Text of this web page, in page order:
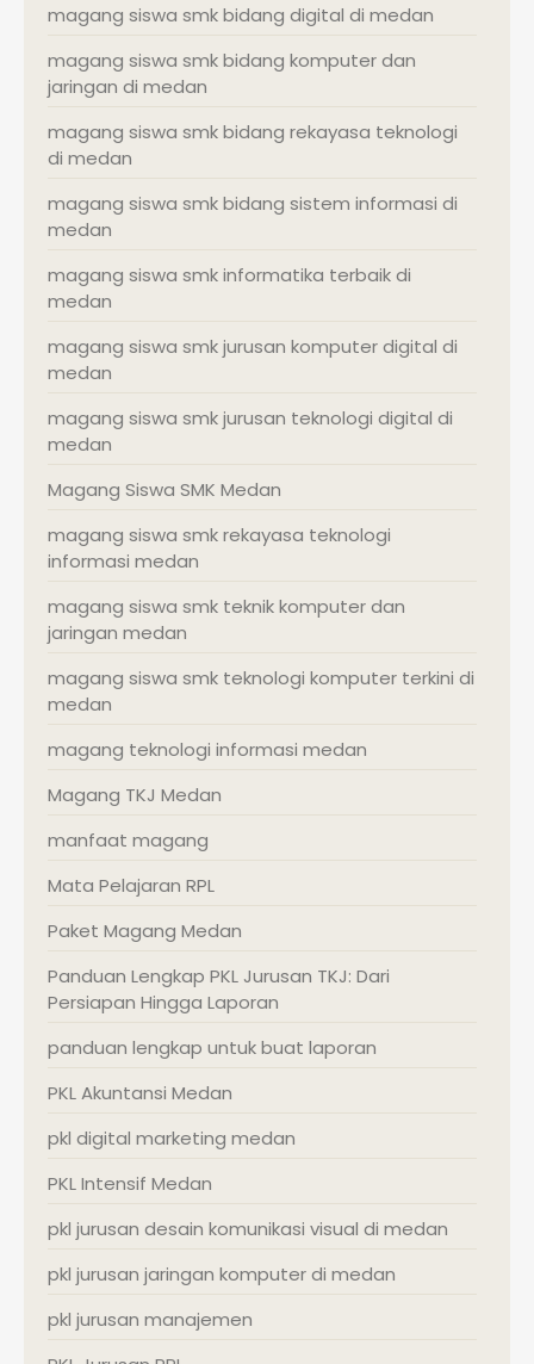
magang siswa smk bidang digital di medan
magang siswa smk bidang komputer dan
jaringan di medan
magang siswa smk bidang rekayasa teknologi
di medan
magang siswa smk bidang sistem informasi di
medan
magang siswa smk informatika terbaik di
medan
magang siswa smk jurusan komputer digital di
medan
magang siswa smk jurusan teknologi digital di
medan
Magang Siswa SMK Medan
magang siswa smk rekayasa teknologi
informasi medan
magang siswa smk teknik komputer dan
jaringan medan
magang siswa smk teknologi komputer terkini di
medan
magang teknologi informasi medan
Magang TKJ Medan
manfaat magang
Mata Pelajaran RPL
Paket Magang Medan
Panduan Lengkap PKL Jurusan TKJ: Dari
Persiapan Hingga Laporan
panduan lengkap untuk buat laporan
PKL Akuntansi Medan
pkl digital marketing medan
PKL Intensif Medan
pkl jurusan desain komunikasi visual di medan
pkl jurusan jaringan komputer di medan
pkl jurusan manajemen